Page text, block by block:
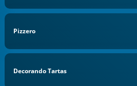
Pizzero
Decorando Tartas